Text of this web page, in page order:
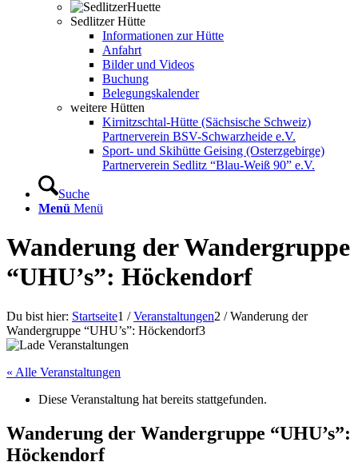
Sedlitzer Hütte
Informationen zur Hütte
Anfahrt
Bilder und Videos
Buchung
Belegungskalender
weitere Hütten
Kirnitzschtal-Hütte (Sächsische Schweiz)
Partnerverein BSV-Schwarzheide e.V.
Sport- und Skihütte Geising (Osterzgebirge)
Partnerverein Sedlitz “Blau-Weiß 90” e.V.
Suche
Menü Menü
Wanderung der Wandergruppe
“UHU’s”: Höckendorf
Du bist hier: Startseite1 / Veranstaltungen2 / Wanderung der
Wandergruppe “UHU’s”: Höckendorf3
« Alle Veranstaltungen
Diese Veranstaltung hat bereits stattgefunden.
Wanderung der Wandergruppe “UHU’s”:
Höckendorf